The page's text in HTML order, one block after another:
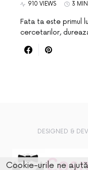
910 VIEWS 3
Fata ta este primul
cercetarilor,
DESIGNED &
Cookie-urile ne